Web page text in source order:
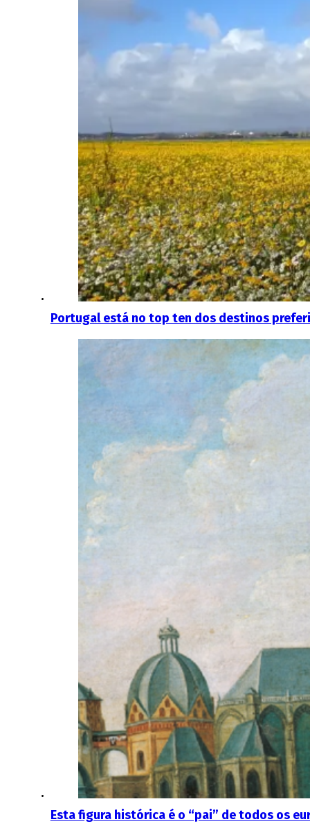
Portugal está no top ten dos destinos
Esta figura histórica é o “pai” de todos os